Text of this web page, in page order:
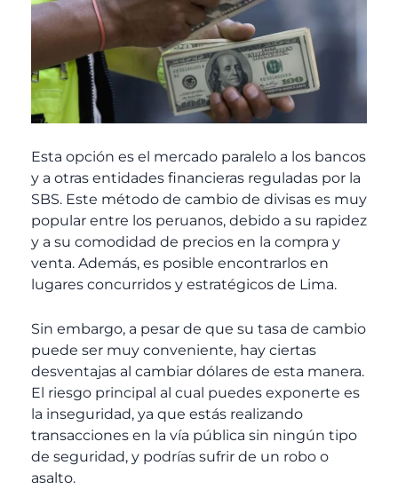
Esta opción es el mercado paralelo a los bancos
y a otras entidades financieras reguladas por la
SBS. Este método de cambio de divisas es muy
popular entre los peruanos, debido a su rapidez
y a su comodidad de precios en la compra y
venta. Además, es posible encontrarlos en
lugares concurridos y estratégicos de Lima.
Sin embargo, a pesar de que su tasa de cambio
puede ser muy conveniente, hay ciertas
desventajas al cambiar dólares de esta manera.
El riesgo principal al cual puedes exponerte es
la inseguridad, ya que estás realizando
transacciones en la vía pública sin ningún tipo
de seguridad, y podrías sufrir de un robo o
asalto.